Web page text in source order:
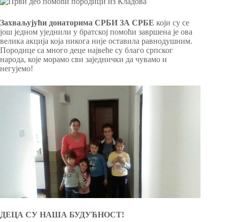
Захваљујући донаторима СРБИ ЗА СРБЕ који су се
још једном уједнили у братској помоћи завршена је ова
велика акција која никога није оставила равнодушним.
Породице са много деце највеће су благо српског
народа, које морамо сви заједнички да чувамо и
негујемо!
ДЕЦА СУ НАША БУДУЋНОСТ!